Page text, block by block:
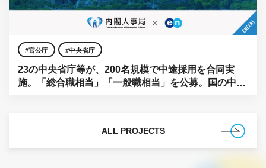
官公庁 中央省庁
23の中央省庁等が、200名規模で中途採用を合同実
施。「総合職相当」「一般職相当」を公募。国の中枢
ALL PROJECTS